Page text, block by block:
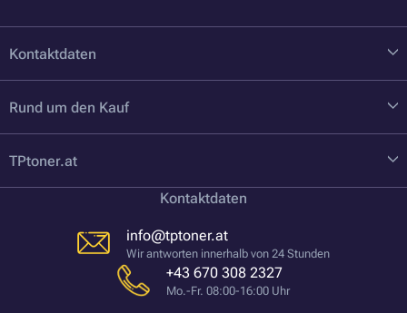
Kontaktdaten
Rund um den Kauf
TPtoner.at
Kontaktdaten
info@tptoner.at
Wir antworten innerhalb von 24 Stunden
+43 670 308 2327
Mo.-Fr. 08:00-16:00 Uhr